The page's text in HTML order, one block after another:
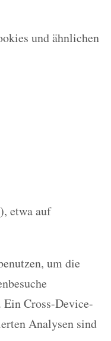
und ähnlichen
etwa auf
um die
Cross-Device-
Analysen sind